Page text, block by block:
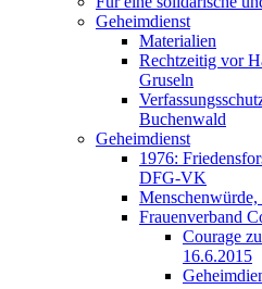
Geheimdienst
Materialien
Rechtzeitig vor
Gruseln
Buchenwald
Geheimdienst
1976:
DFG-VK
Frauenverband
Courage
16.6.2015